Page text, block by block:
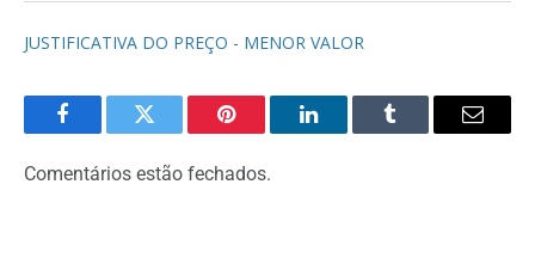
JUSTIFICATIVA DO PREÇO - MENOR VALOR
FacebookTwitter Pinterest LinkedInTumblr Email
Comentários estão fechados.